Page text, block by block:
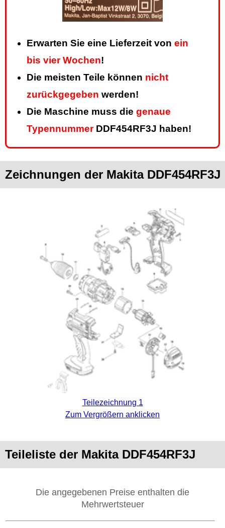
Erwarten Sie eine Lieferzeit von ein
bis vier Wochen!
Die meisten Teile können nicht
zurückgegeben werden!
Die Maschine muss die genaue
TypennummerDDF454RF3J haben!
Zeichnungen der Makita DDF454RF3J
Teilezeichnung 1
Zum Vergrößern anklicken
Teileliste der Makita DDF454RF3J
Die angegebenen Preise enthalten die
Mehrwertsteuer